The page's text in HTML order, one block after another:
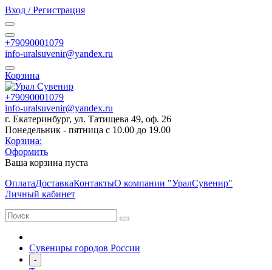
Вход / Регистрация
+79090001079
info-uralsuvenir@yandex.ru
Корзина
+79090001079
info-uralsuvenir@yandex.ru
г. Екатеринбург, ул. Татищева 49, оф. 26
Понедельник - пятница с 10.00 до 19.00
Корзина:
Оформить
Ваша корзина пуста
ОплатаДоставкаКонтактыО компании "УралСувенир"
Личный кабинет
Сувениры городов России
-